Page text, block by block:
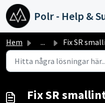
Hoppa över till
Hem ... Fix SR smallint/
Fix SR